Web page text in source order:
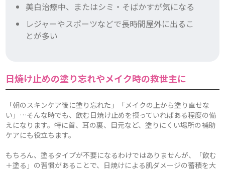
美白治療中、またはシミ・そばかすが気になる
レジャーやスポーツなどで長時間屋外に出るこ
とが多い
日焼け止めの塗り忘れやメイク時の救世主に
「朝のスキンケア後に塗り忘れた」「メイクの上から塗り直せな
い」…そんな時でも、飲む日焼け止めを摂っていればある程度の備
えになります。特に首、耳の裏、目元など、塗りにくい場所の補助
ケアにも役立ちます。
もちろん、塗るタイプが不要になるわけではありませんが、「飲む
＋塗る」の習慣があることで、日焼けによる肌ダメージの蓄積を大